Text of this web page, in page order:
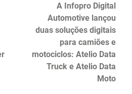
A Infopro Digital
Automotive lançou
duas soluções digitais
para camiões e
motociclos: Atelio Data
Truck e Atelio Data
Moto